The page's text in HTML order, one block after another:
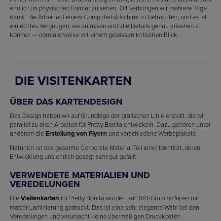
endlich im physischen Format zu sehen. Oft verbringen wir mehrere Tage
damit, die Arbeit auf einem Computerbildschirm zu betrachten, und es ist
ein echtes Vergnügen, sie anfassen und alle Details genau ansehen zu
können — normalerweise mit einem gewissen kritischen Blick.
DIE VISITENKARTEN
ÜBER DAS KARTENDESIGN
Das Design haben wir auf Grundlage der grafischen Linie erstellt, die wir
parallel zu allen Arbeiten für Pretty Bonita entwickeln. Dazu gehören unter
anderem die Erstellung von Flyern und verschiedene Werbeplakate.
Natürlich ist das gesamte Corporate Material Teil einer Identität, deren
Entwicklung uns ehrlich gesagt sehr gut gefällt.
VERWENDETE MATERIALIEN UND
VEREDELUNGEN
DieVisitenkarten für Pretty Bonita wurden auf 300-Gramm-Papier mit
matter Laminierung gedruckt. Das ist eine sehr elegante Wahl bei den
Veredelungen und verursacht keine übermäßigen Druckkosten.